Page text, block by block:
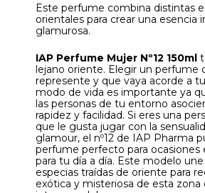
Este perfume combina distintas
orientales para crear una esencia
glamurosa.
IAP Perfume Mujer Nº12 150ml
lejano oriente. Elegir un perfume
represente y que vaya acorde a
modo de vida es importante ya
las personas de tu entorno
rapidez y facilidad. Si eres una
que le gusta jugar con la
glamour, el nº12 de IAP Pharma
perfume perfecto para ocasiones
para tu día a día. Este modelo
especias traídas de oriente para
exótica y misteriosa de esta zona